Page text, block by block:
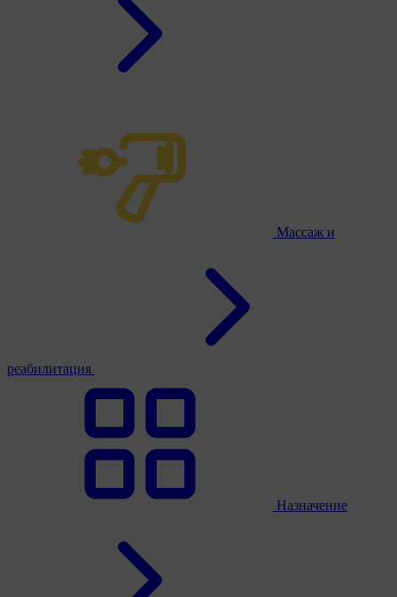
Массаж и
реабилитация
Назначение